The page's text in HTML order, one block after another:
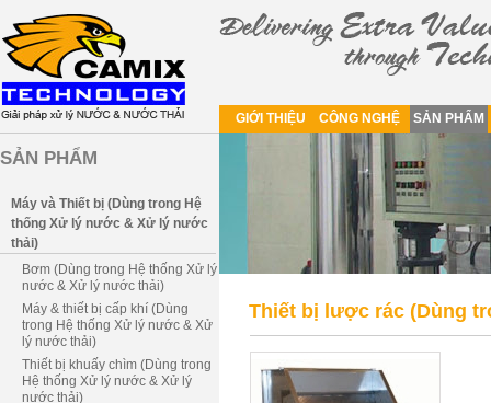
GIỚI THIỆU CÔNG NGHỆ SẢN PHẨM
SẢN PHẨM
Máy và Thiết bị (Dùng trong Hệ
thống Xử lý nước & Xử lý nước
thải)
Bơm (Dùng trong Hệ thống Xử lý
nước & Xử lý nước thải)
Máy & thiết bị cấp khí (Dùng
trong Hệ thống Xử lý nước & Xử
lý nước thải)
Thiết bị khuấy chìm (Dùng trong
Hệ thống Xử lý nước & Xử lý
nước thải)
Thiết bị lược rác (Dùng